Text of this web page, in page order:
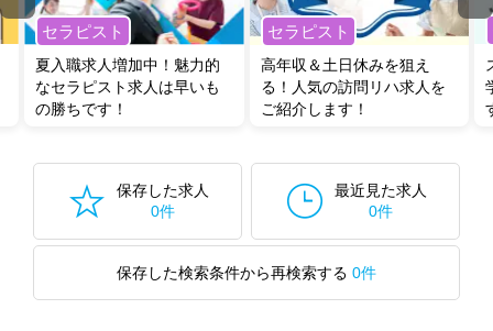
セラピスト
夏入職求人増加中！魅力的
なセラピスト求人は早いも
の勝ちです！
セラピスト
高年収＆土日休みを狙え
る！人気の訪問リハ求人を
ご紹介します！
保存した求人
0件
最近見た求人
0件
保存した検索条件から再検索する 0件